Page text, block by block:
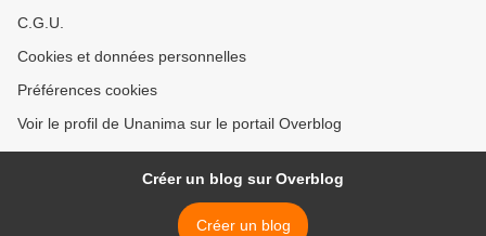
C.G.U.
Cookies et données personnelles
Préférences cookies
Voir le profil de Unanima sur le portail Overblog
Créer un blog sur Overblog
Créer un blog